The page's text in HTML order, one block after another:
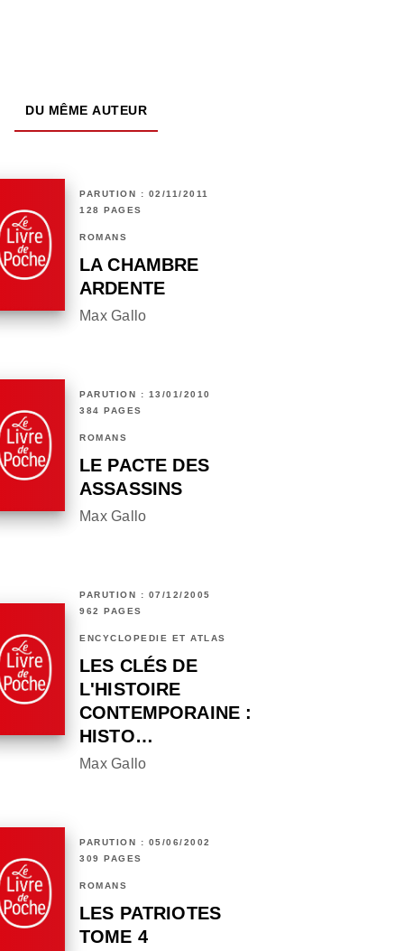
DU MÊME AUTEUR
PARUTION : 02/11/2011
128 PAGES
ROMANS
LA CHAMBRE
ARDENTE
Max Gallo
PARUTION : 13/01/2010
384 PAGES
ROMANS
LE PACTE DES
ASSASSINS
Max Gallo
PARUTION : 07/12/2005
962 PAGES
ENCYCLOPÉDIE ET ATLAS
LES CLÉS DE
L'HISTOIRE
CONTEMPORAINE :
HISTO…
Max Gallo
PARUTION : 05/06/2002
309 PAGES
ROMANS
LES PATRIOTES
TOME 4